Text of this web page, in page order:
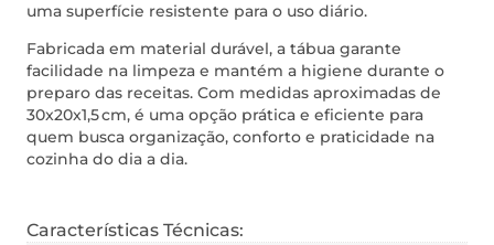
uma superfície resistente para o uso diário.
Fabricada em material durável, a tábua garante
facilidade na limpeza e mantém a higiene durante o
preparo das receitas. Com medidas aproximadas de
30x20x1,5 cm, é uma opção prática e eficiente para
quem busca organização, conforto e praticidade na
cozinha do dia a dia.
Características Técnicas: